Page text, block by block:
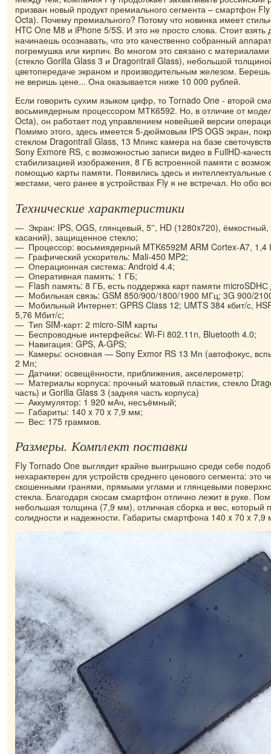
призван новый продукт премиального сегмента – смартфон
Octa). Почему премиального? Потому что новинка имеет
HTC One M8 и iPhone 5/5S. И это не просто слова. Стоит взять
начинаешь осознавать, что это качественно собранный
погремушка или кирпич. Во многом это связано с
(стекло Gorilla Glass 3 и Dragontrail Glass), небольшой
цветопередаче экраном и производительным железом. Берешь
не веришь цене... Она оказывается ниже 10 000 рублей.
Если говорить сухим языком цифр, то Tornado One - второй
восьмиядерным процессором МТК6592. Но, в отличие от
Octa), он работает под управлением новейшей версии
Помимо этого, здесь имеется 5-дюймовым IPS OGS экран,
стеклом Dragontrail Glass, 13 Мпикс камера на базе
Sony Exmore RS, с возможностью записи видео в FullHD-
стабилизацией изображения, 8 ГБ встроенной памяти с
помощью карты памяти. Появились здесь и интеллектуальные
жестами, чего ранее в устройствах Fly я не встречал. Но обо
Технические характеристики
Экран: IPS, OGS, глянцевый, 5'', HD (1280x720), ёмкостный,
касаний), защищенное стекло;
Процессор: восьмиядерный MTK6592M ARM Cortex-A7, 1,4
Графический ускоритель: Mali-450 MP2;
Операционная система: Android 4.4;
Оперативная память: 1 ГБ;
Flash память: 8 ГБ, есть поддержка карт памяти
Мобильная связь: GSM 850/900/1800/1900 МГц; 3G 900/
Мобильный Интернет: GPRS Class 12; UMTS 384 кбит/с,
5,76 Мбит/с;
Тип SIM-карт: 2 micro-SIM карты
Беспроводные интерфейсы: Wi-Fi 802.11n, Bluetooth 4.0;
Навигация: GPS, A-GPS;
Камеры: основная — Sony Exmor RS 13 Мп (автофокус,
2 Мп;
Датчики: освещённости, приближения, акселерометр;
Материалы корпуса: прочный матовый пластик, стекло
часть) и Gorilla Glass 3 (задняя часть корпуса)
Аккумулятор: 1 920 мАч, несъёмный;
Габариты: 140 x 70 x 7,9 мм;
Вес: 175 граммов.
Размеры. Комплект поставки
Fly Tornado One выглядит крайне выигрышно среди себе
нехарактерен для устройств среднего ценового сегмента: это
скошенными гранями, прямыми углами и глянцевыми
стекла. Благодаря скосам смартфон отлично лежит в руке.
небольшая толщина (7,9 мм), отличная сборка и вес, который
солидности и надежности. Габариты смартфона 140 x 70 x